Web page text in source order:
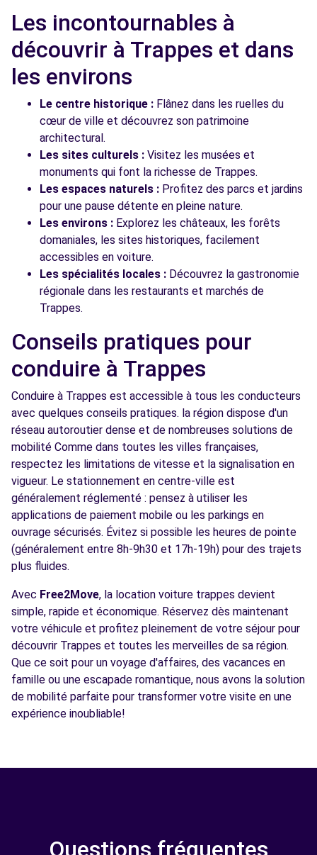
Les incontournables à
découvrir à Trappes et dans
les environs
Le centre historique : Flânez dans les ruelles du
cœur de ville et découvrez son patrimoine
architectural.
Les sites culturels : Visitez les musées et
monuments qui font la richesse de Trappes.
Les espaces naturels : Profitez des parcs et jardins
pour une pause détente en pleine nature.
Les environs : Explorez les châteaux, les forêts
domaniales, les sites historiques, facilement
accessibles en voiture.
Les spécialités locales : Découvrez la gastronomie
régionale dans les restaurants et marchés de
Trappes.
Conseils pratiques pour
conduire à Trappes
Conduire à Trappes est accessible à tous les conducteurs
avec quelques conseils pratiques. la région dispose d'un
réseau autoroutier dense et de nombreuses solutions de
mobilité Comme dans toutes les villes françaises,
respectez les limitations de vitesse et la signalisation en
vigueur. Le stationnement en centre-ville est
généralement réglementé : pensez à utiliser les
applications de paiement mobile ou les parkings en
ouvrage sécurisés. Évitez si possible les heures de pointe
(généralement entre 8h-9h30 et 17h-19h) pour des trajets
plus fluides.
Avec Free2Move, la location voiture trappes devient
simple, rapide et économique. Réservez dès maintenant
votre véhicule et profitez pleinement de votre séjour pour
découvrir Trappes et toutes les merveilles de sa région.
Que ce soit pour un voyage d'affaires, des vacances en
famille ou une escapade romantique, nous avons la solution
de mobilité parfaite pour transformer votre visite en une
expérience inoubliable!
Questions fréquentes